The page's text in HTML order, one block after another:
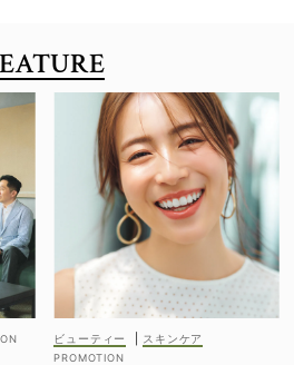
ビューティー スキンケア